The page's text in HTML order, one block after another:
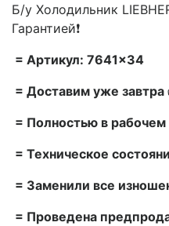
Б/у Холодильник
Гарантией❗
= Артикул: 7641×34
= Доставим уже завтра
= Полностью в рабочем
= Техническое
= Заменили все
= Проведена